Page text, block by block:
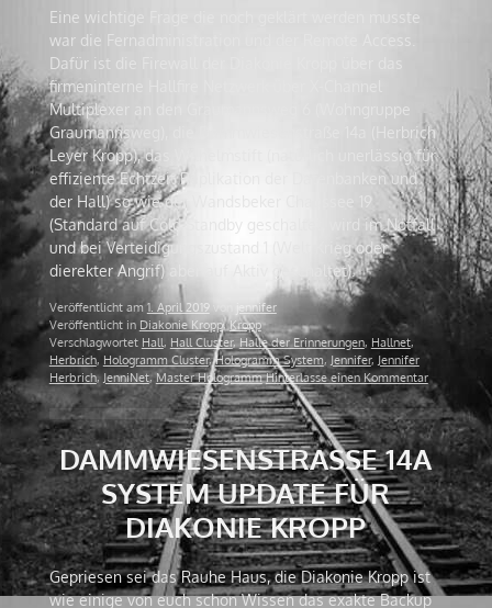
Eine wichtige Frage die noch geklärt werden musste
war die Fernadministration und der Remote Access.
Dafür ist die Firewall der Diakonie Kropp über das
firmeninterne Hallfire Netzwerk über X-Channel
Multiplexer an den Graumannsweg 6 (Wohngruppe
Graumannsweg), die Dammwiesenstraße 14a (Herbrich
Leyer Kropp), das Wilhelmstift (natürlich unerlässig für
effiziente Echtzeit Replikation der Datenbanken und
der Hall) so wie der Wandsbeker Chaussee 19
(Standard auf Cold Standby geschaltet, wird im Notfall
und bei Verteidigungszustand 1 (Welt Krieg oder
dierekter Angrif) aber auf Aktiv geschaltet).
Veröffentlicht am 1. April 2019von
jennifer
Veröffentlicht in Diakonie Kropp,Kropp
Verschlagwortet Hall, Hall Cluster, Halle der Erinnerungen, Hallnet,
Herbrich, Hologramm Cluster,Hologramm System, Jennifer, Jennifer
Herbrich, JenniNet,Master Hologramm Hinterlasse einen Kommentar
DAMMWIESENSTRASSE 14A S
YSTEM UPDATE FÜR D
IAKONIE KROPP
Gepriesen sei das Rauhe Haus, die Diakonie Kropp ist
wie einige von euch schon Wissen das exakte Backup